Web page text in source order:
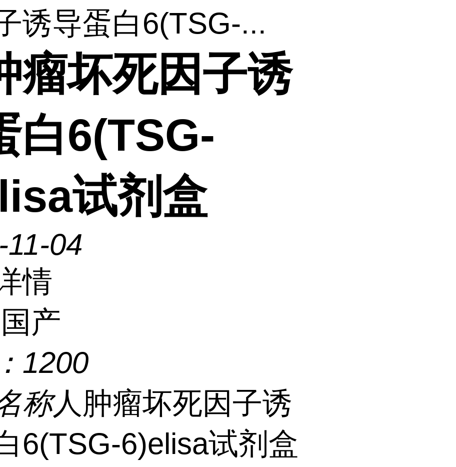
诱导蛋白6(TSG-...
瘤坏死因子诱
白6(TSG-
试剂盒
04
情
国产
1200
称人肿瘤坏死因子诱
6(TSG-6)elisa试剂盒